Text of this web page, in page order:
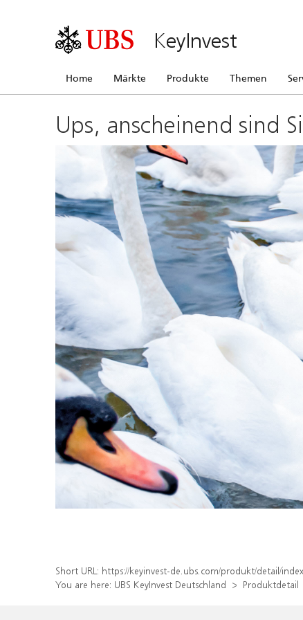
KeyInvest
Home Märkte Produkte Themen
Ups, anscheinend sind
Short URL: https://keyinvest-de.ubs.com/produkt/detail/
You are here: UBS KeyInvest Deutschland Produktdetail